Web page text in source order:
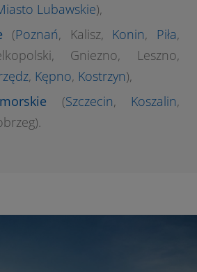
Lubawskie),
(Poznań, Kalisz, Konin, Piła,
Gniezno, Leszno,
, Kępno, Kostrzyn),
(Szczecin, Koszalin,